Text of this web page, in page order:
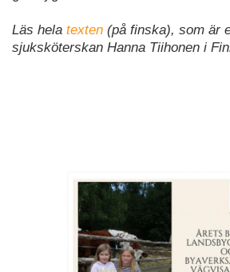
Läs hela texten (på finska), som är
sjuksköterskan Hanna Tiihonen i